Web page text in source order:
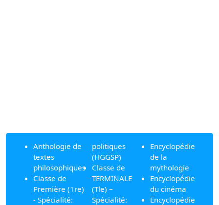
Anthologie de
textes
philosophiques
Classe de
Première (1re)
- Spécialité:
politiques
(HGGSP)
Classe de
TERMINALE
(Tle) –
Spécialité:
Encyclopédie
de la
mythologie
Encyclopédie
du cinéma
Encyclopédie